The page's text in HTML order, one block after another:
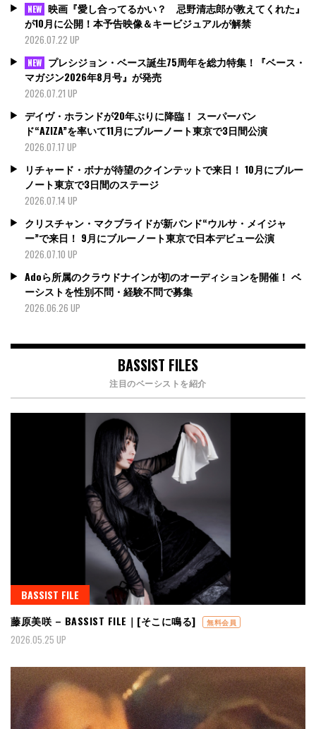
NEW 映画『愛し合ってるかい？ 忌野清志郎が教えてくれた』
が10月に公開！本予告映像＆キービジュアルが解禁
2026.07.22 UP
NEW プレシジョン・ベース誕生75周年を総力特集！『ベース・
マガジン2026年8月号』が発売
2026.07.21 UP
デイヴ・ホランドが20年ぶりに降臨！ スーパーバン
ド“AZIZA”を率いて11月にブルーノート東京で3日間公演
2026.07.17 UP
リチャード・ボナが待望のクインテットで来日！ 10月にブルー
ノート東京で3日間のステージ
2026.07.14 UP
クリスチャン・マクブライドが新バンド“ウルサ・メイジャ
ー”で来日！ 9月にブルーノート東京で日本デビュー公演
2026.07.10 UP
Adoら所属のクラウドナインが初のオーディションを開催！ ベ
ーシストを性別不問・経験不問で募集
2026.06.26 UP
BASSIST FILES
注目のベーシストを紹介
BASSIST FILE
藤原美咲 – BASSIST FILE｜[そこに鳴る]
無料会員
2026.05.25 UP